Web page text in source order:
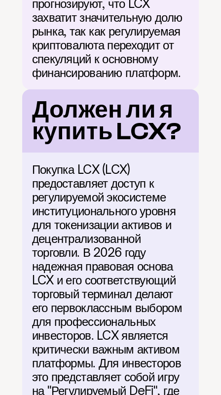
прогнозируют, что LCX
захватит значительную долю
рынка, так как регулируемая
криптовалюта переходит от
спекуляций к основному
финансированию платформ.
Должен ли я
купить LCX?
Покупка LCX (LCX)
предоставляет доступ к
регулируемой экосистеме
институционального уровня
для токенизации активов и
децентрализованной
торговли. В 2026 году
надежная правовая основа
LCX и его соответствующий
торговый терминал делают
его первоклассным выбором
для профессиональных
инвесторов. LCX является
критически важным активом
платформы. Для инвесторов
это представляет собой игру
на "Регулируемый DeFi", где